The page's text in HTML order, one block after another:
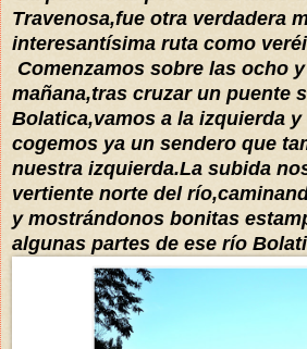
Travenosa,fue otra verdadera
interesantísima ruta como
Comenzamos sobre las ocho
mañana,tras cruzar un puente
Bolatica,vamos a la izquierda
cogemos ya un sendero que
nuestra izquierda.La subida
vertiente norte del
y mostrándonos bonitas
algunas partes de ese río